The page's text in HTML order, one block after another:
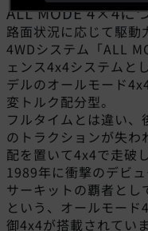
ALL MODE 4×4に
路面状況に応じて駆
4WDシステム「ALL
ェンス4x4システムと
デルのオールモード
変トルク配分型。
フルタイムとは違い
のトラクションが失わ
配を置いて4x4で走破
1989年に衝撃のデビ
サーキットの覇者とし
という、オールモー
御4x4が搭載されてい